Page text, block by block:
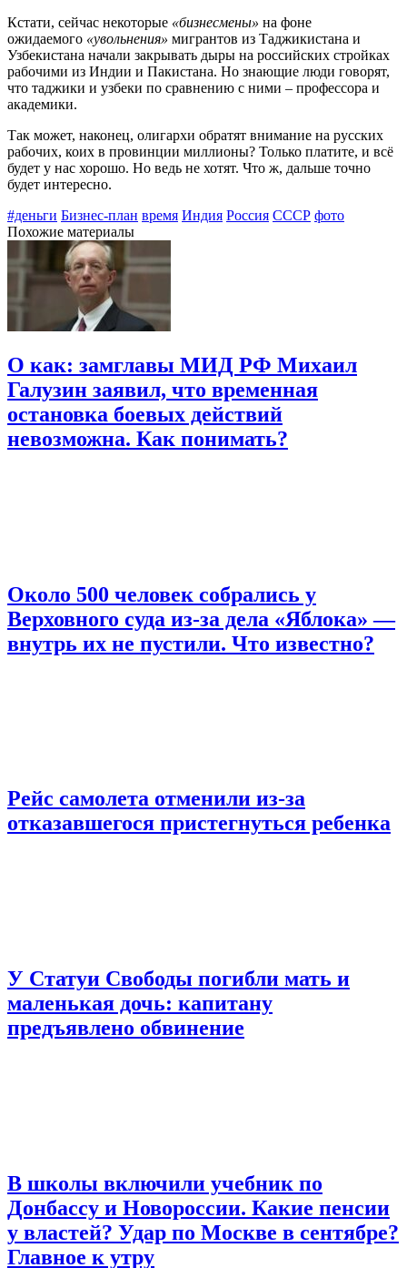
Кстати, сейчас некоторые «бизнесмены» на фоне
ожидаемого «увольнения» мигрантов из Таджикистана и
Узбекистана начали закрывать дыры на российских стройках
рабочими из Индии и Пакистана. Но знающие люди говорят,
что таджики и узбеки по сравнению с ними – профессора и
академики.
Так может, наконец, олигархи обратят внимание на русских
рабочих, коих в провинции миллионы? Только платите, и всё
будет у нас хорошо. Но ведь не хотят. Что ж, дальше точно
будет интересно.
#деньги Бизнес-план время Индия Россия СССР фото
Похожие материалы
О как: замглавы МИД РФ Михаил
Галузин заявил, что временная
остановка боевых действий
невозможна. Как понимать?
Около 500 человек собрались у
Верховного суда из-за дела «Яблока» —
внутрь их не пустили. Что известно?
Рейс самолета отменили из-за
отказавшегося пристегнуться ребенка
У Статуи Свободы погибли мать и
маленькая дочь: капитану
предъявлено обвинение
В школы включили учебник по
Донбассу и Новороссии. Какие пенсии
у властей? Удар по Москве в сентябре?
Главное к утру